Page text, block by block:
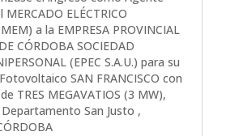
ELÉCTRICO
a la EMPRESA PROVINCIAL
CÓRDOBA SOCIEDAD
(EPEC S.A.U.) para su
SAN FRANCISCO con
TRES MEGAVATIOS (3 MW),
San Justo ,